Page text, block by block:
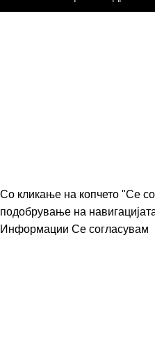
Со кликање на копчето "Се
подобрување на
Информации Се согласувам